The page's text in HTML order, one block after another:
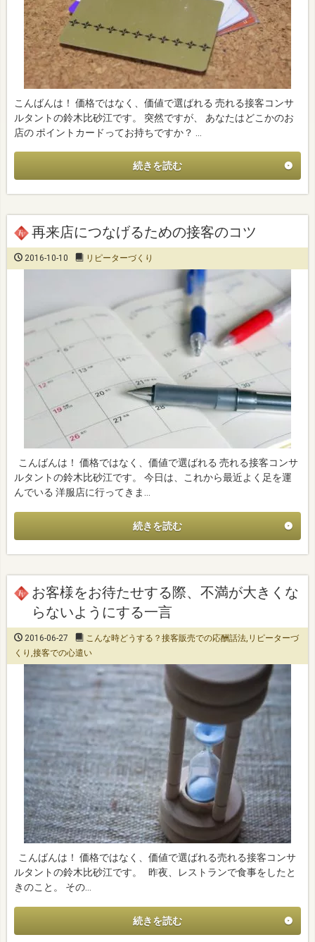
こんばんは！ 価格ではなく、価値で選ばれる 売れる接客コンサ
ルタントの鈴木比砂江です。 突然ですが、 あなたはどこかのお
店の ポイントカードってお持ちですか？ …
続きを読む
再来店につなげるための接客のコツ
2016-10-10 リピーターづくり
こんばんは！ 価格ではなく、価値で選ばれる 売れる接客コンサ
ルタントの鈴木比砂江です。 今日は、これから最近よく足を運
んでいる 洋服店に行ってきま…
続きを読む
お客様をお待たせする際、不満が大きくな
らないようにする一言
2016-06-27 こんな時どうする？接客販売での応酬話法, リピーターづ
くり ,接客での心遣い
こんばんは！ 価格ではなく、価値で選ばれる売れる接客コンサ
ルタントの鈴木比砂江です。 昨夜、レストランで食事をしたと
きのこと。 その…
続きを読む